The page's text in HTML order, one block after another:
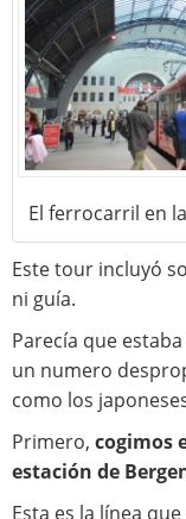
El ferrocarril en
Este tour incluyó
ni guía.
Parecía que
un numero
como los
Primero, cogimos
estación de
Esta es la línea